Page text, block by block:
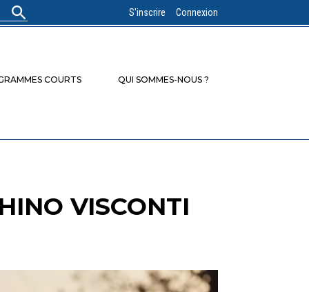
S'inscrire Connexion
COURTS QUI SOMMES-NOUS ?
VISCONTI